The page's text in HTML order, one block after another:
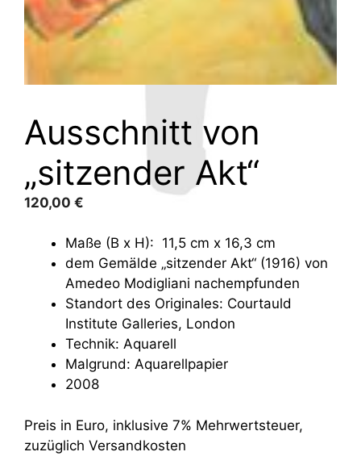
Ausschnitt von
„sitzender Akt“
120,00 €
Maße (B x H): 11,5 cm x 16,3 cm
dem Gemälde „sitzender Akt“ (1916) von
Amedeo Modigliani nachempfunden
Standort des Originales: Courtauld
Institute Galleries, London
Technik: Aquarell
Malgrund: Aquarellpapier
2008
Preis in Euro, inklusive 7% Mehrwertsteuer,
zuzüglich Versandkosten